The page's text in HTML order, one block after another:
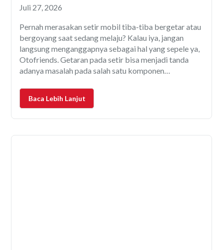
Juli 27, 2026
Pernah merasakan setir mobil tiba-tiba bergetar atau
bergoyang saat sedang melaju? Kalau iya, jangan
langsung menganggapnya sebagai hal yang sepele ya,
Otofriends. Getaran pada setir bisa menjadi tanda
adanya masalah pada salah satu komponen
membuat berkendara menjadi tidak nyaman, tetapi
juga dapat meningkatkan risiko kecelakaan, terutama
Baca Lebih Lanjut